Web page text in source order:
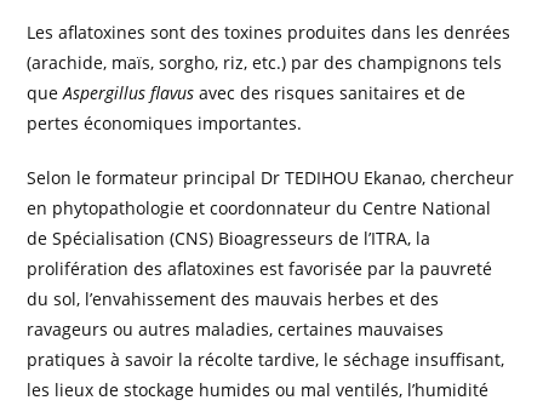
Les aflatoxines sont des toxines produites dans les denrées
(arachide, maïs, sorgho, riz, etc.) par des champignons tels
queAspergillus flavus avec des risques sanitaires et de
pertes économiques importantes.
Selon le formateur principal Dr TEDIHOU Ekanao, chercheur
en phytopathologie et coordonnateur du Centre National
de Spécialisation (CNS) Bioagresseurs de l’ITRA, la
prolifération des aflatoxines est favorisée par la pauvreté
du sol, l’envahissement des mauvais herbes et des
ravageurs ou autres maladies, certaines mauvaises
pratiques à savoir la récolte tardive, le séchage insuffisant,
les lieux de stockage humides ou mal ventilés, l’humidité